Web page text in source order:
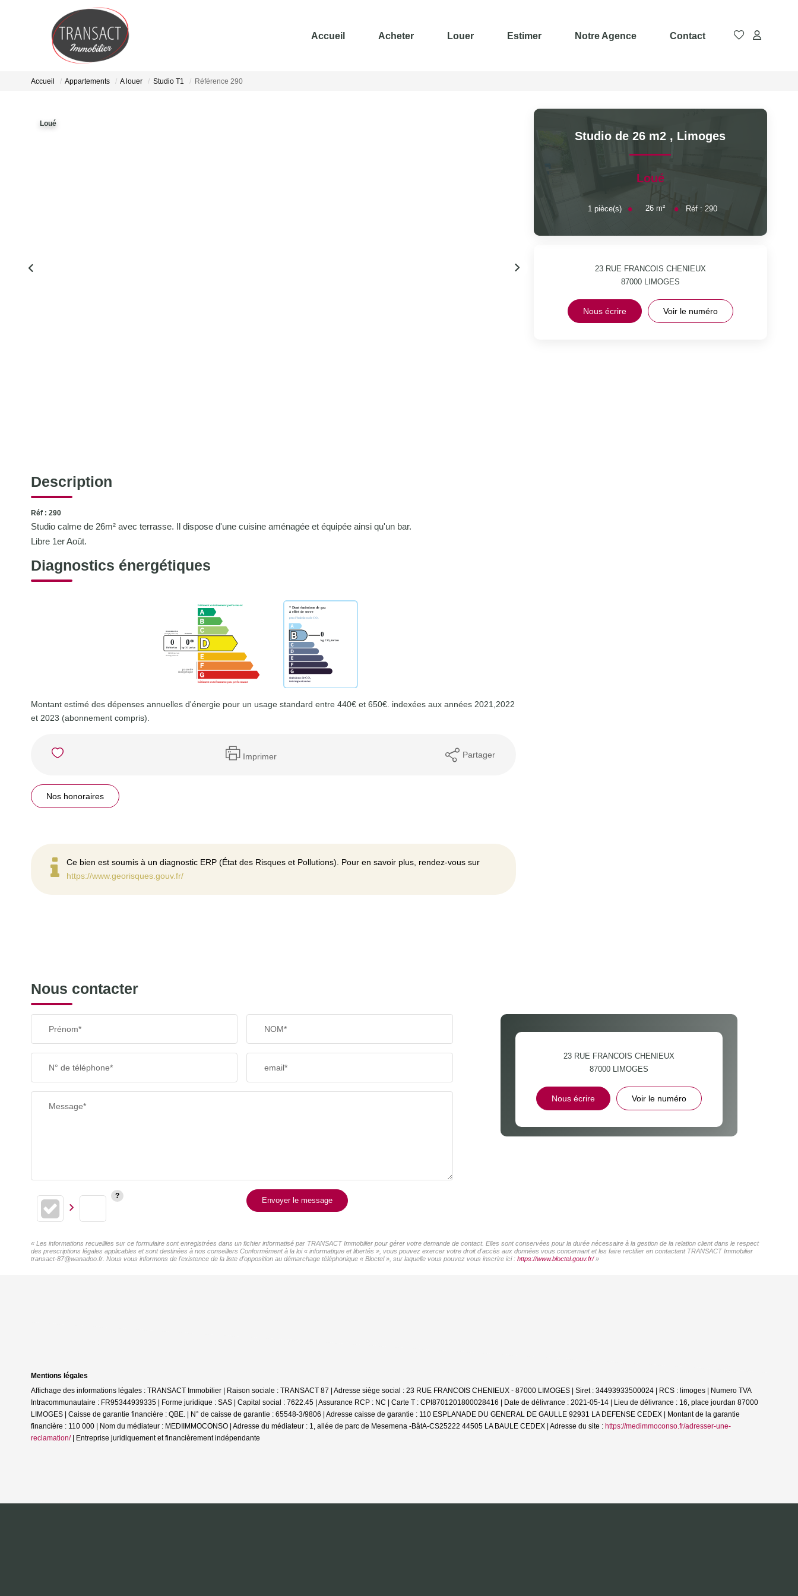
Accueil Acheter Louer Estimer Notre Agence Contact
Accueil Appartements A louer Studio T1 Référence 290
Loué
Description
Réf : 290
Studio calme de 26m² avec terrasse. Il dispose d'une cuisine aménagée et équipée ainsi qu'un bar.
Libre 1er Août.
Diagnostics énergétiques
Montant estimé des dépenses annuelles d'énergie pour un usage standard entre 440€ et 650€. indexées aux années 2021,2022
et 2023 (abonnement compris).
Imprimer Partager
Nos honoraires
Ce bien est soumis à un diagnostic ERP (État des Risques et Pollutions). Pour en savoir plus, rendez-vous sur
https://www.georisques.gouv.fr/
Studio de 26 m2 , Limoges
Loué
1pièce(s) 26 m² Réf : 290
23 RUE FRANCOIS CHENIEUX
87000 LIMOGES
Nous écrire Voir le numéro
Nous contacter
Prénom* NOM*
N° de téléphone* email*
Message*
Envoyer le message
23 RUE FRANCOIS CHENIEUX
87000 LIMOGES
Nous écrire Voir le numéro
« Les informations recueillies sur ce formulaire sont enregistrées dans un fichier informatisé par TRANSACT Immobilier pour gérer votre demande de contact. Elles sont conservées pour la durée nécessaire à la gestion de la relation client dans le respect
des prescriptions légales applicables et sont destinées à nos conseillers Conformément à la loi « informatique et libertés », vous pouvez exercer votre droit d'accès aux données vous concernant et les faire rectifier en contactant TRANSACT Immobilier
transact-87@wanadoo.fr. Nous vous informons de l'existence de la liste d'opposition au démarchage téléphonique « Bloctel », sur laquelle vous pouvez vous inscrire ici : https://www.bloctel.gouv.fr/»
Mentions légales
Affichage des informations légales : TRANSACT Immobilier | Raison sociale : TRANSACT 87 | Adresse siège social : 23 RUE FRANCOIS CHENIEUX - 87000 LIMOGES | Siret : 34493933500024 | RCS : limoges | Numero TVA
Intracommunautaire : FR95344939335 | Forme juridique : SAS | Capital social : 7622.45 | Assurance RCP : NC | Carte T : CPI8701201800028416 | Date de délivrance : 2021-05-14 | Lieu de délivrance : 16, place jourdan 87000
LIMOGES | Caisse de garantie financière : QBE. | N° de caisse de garantie : 65548-3/9806 | Adresse caisse de garantie : 110 ESPLANADE DU GENERAL DE GAULLE 92931 LA DEFENSE CEDEX | Montant de la garantie
financière : 110 000 | Nom du médiateur : MEDIIMMOCONSO | Adresse du médiateur : 1, allée de parc de Mesemena -BâtA-CS25222 44505 LA BAULE CEDEX | Adresse du site : https://medimmoconso.fr/adresser-une-
reclamation/| Entreprise juridiquement et financièrement indépendante